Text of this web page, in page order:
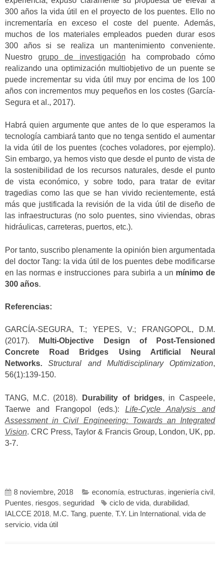
300 años la vida útil en el proyecto de los puentes. Ello no
incrementaría en exceso el coste del puente. Además,
muchos de los materiales empleados pueden durar esos
300 años si se realiza un mantenimiento conveniente.
Nuestrogrupo de investigación ha comprobado cómo
realizando una optimización multiobjetivo de un puente se
puede incrementar su vida útil muy por encima de los 100
años con incrementos muy pequeños en los costes (García-
Segura et al., 2017).
Habrá quien argumente que antes de lo que esperamos la
tecnología cambiará tanto que no tenga sentido el aumentar
la vida útil de los puentes (coches voladores, por ejemplo).
Sin embargo, ya hemos visto que desde el punto de vista de
la sostenibilidad de los recursos naturales, desde el punto
de vista económico, y sobre todo, para tratar de evitar
tragedias como las que se han vivido recientemente, está
más que justificada la revisión de la vida útil de diseño de
las infraestructuras (no solo puentes, sino viviendas, obras
hidráulicas, carreteras, puertos, etc.).
Por tanto, suscribo plenamente la opinión bien argumentada
del doctor Tang: la vida útil de los puentes debe modificarse
en las normas e instrucciones para subirla a un mínimo de
300 años.
Referencias:
GARCÍA-SEGURA, T.; YEPES, V.; FRANGOPOL, D.M.
(2017).
Multi-Objective Design of Post-Tensioned
Concrete Road Bridges Using Artificial Neural
Networks.
Structural and Multidisciplinary Optimization,
56(1):139-150.
TANG, M.C. (2018). Durability of bridges, in Caspeele,
Taerwe and Frangopol (eds.): Life-Cycle Analysis and
Assessment in Civil Engineering: Towards an Integrated
Vision. CRC Press, Taylor & Francis Group, London, UK, pp.
3-7.
8 noviembre, 2018 economía, estructuras, ingeniería civil ,
Puentes, riesgos, seguridad ciclo de vida, durabilidad,
IALCCE 2018, M.C. Tang, puente, T.Y. Lin International , vida de
servicio, vida útil